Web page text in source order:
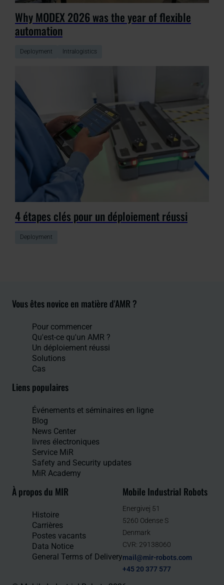
Why MODEX 2026 was the year of flexible
automation
Deployment Intralogistics
4 étapes clés pour un déploiement réussi
Deployment
Vous êtes novice en matière d'AMR ?
Pour commencer
Qu'est-ce qu'un AMR ?
Un déploiement réussi
Solutions
Cas
Liens populaires
Événements et séminaires en ligne
Blog
News Center
livres électroniques
Service MiR
Safety and Security updates
MiR Academy
À propos du MIR
Histoire
Carrières
Postes vacants
Data Notice
General Terms of Delivery
Mobile Industrial Robots
Energivej 51
5260 Odense S
Denmark
CVR: 29138060
mail@mir-robots.com
+45 20 377 577